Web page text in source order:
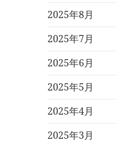
2025年8月
2025年7月
2025年6月
2025年5月
2025年4月
2025年3月